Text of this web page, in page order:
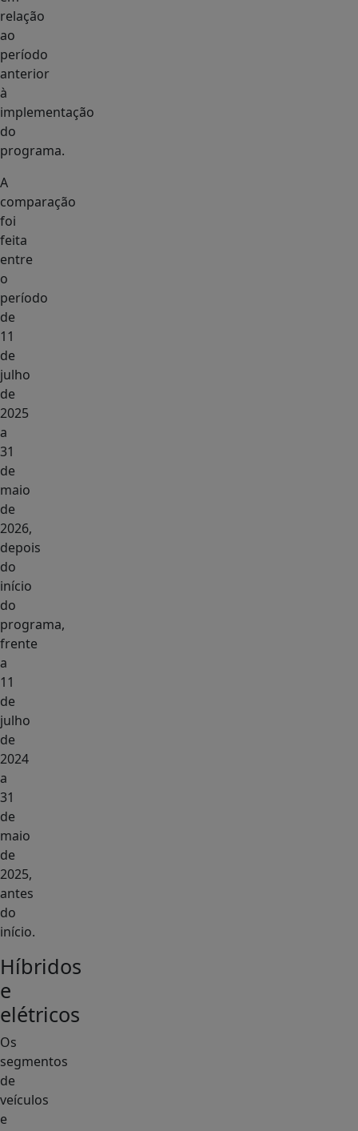
relação
ao
período
anterior
à
implementação
do
programa.
A
comparação
foi
feita
entre
o
período
de
11
de
julho
de
2025
a
31
de
maio
de
2026,
depois
do
início
do
programa,
frente
a
11
de
julho
de
2024
a
31
de
maio
de
2025,
antes
do
início.
Híbridos
e
elétricos
Os
segmentos
de
veículos
e